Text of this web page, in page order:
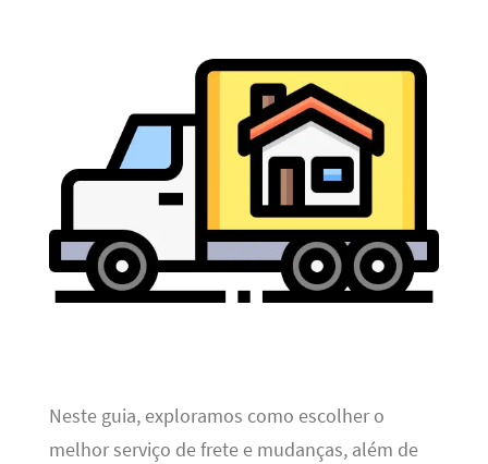
Neste guia, exploramos como escolher o
melhor serviço de frete e mudanças, além de